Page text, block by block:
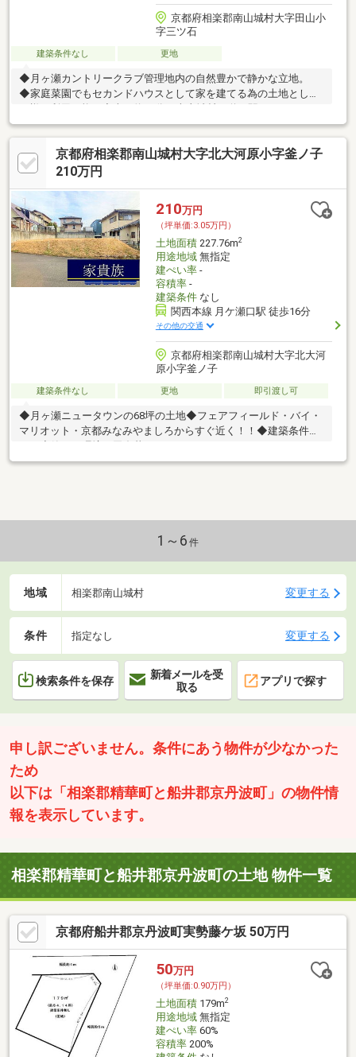
京都府相楽郡南山城村大字田山小
字三ツ石
建築条件なし 更地
◆月ヶ瀬カントリークラブ管理地内の自然豊かで静かな立地。
◆家庭菜園でもセカンドハウスとして家を建てる為の土地として
も様々利用可能 ◆車で約10分で南山城村の道の駅へアクセス可
能 ◆ゴルフ好きにも◎
京都府相楽郡南山城村大字北大河原小字釜ノ子
210万円
210万円
（坪単価:3.05万円）
土地面積227.76m2
用途地域無指定
建ぺい率-
容積率-
建築条件なし
関西本線 月ケ瀬口駅 徒歩16分
その他の交通
京都府相楽郡南山城村大字北大河
原小字釜ノ子
建築条件なし 更地 即引渡し可
◆月ヶ瀬ニュータウンの68坪の土地◆フェアフィールド・バイ・
マリオット・京都みなみやましろからすぐ近く！！◆建築条件な
1～6 件
地域 相楽郡南山城村 変更する
条件 指定なし 変更する
検索条件を保存
新着メールを受
取る
アプリで探す
申し訳ございません。条件にあう物件が少なかった
ため
以下は「相楽郡精華町と船井郡京丹波町」の物件情
報を表示しています。
相楽郡精華町と船井郡京丹波町の土地 物件一覧
京都府船井郡京丹波町実勢藤ケ坂 50万円
50万円
（坪単価:0.90万円）
土地面積179m2
用途地域無指定
建ぺい率60%
容積率200%